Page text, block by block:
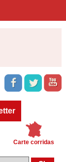
Carte corridas